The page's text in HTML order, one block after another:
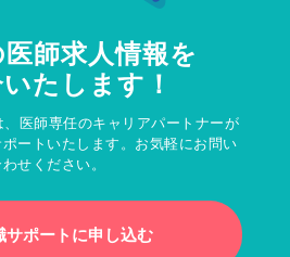
師求人情報を
たします！
医師専任のキャリアパートナーが
ートいたします。お気軽にお問い
せください。
サポートに申し込む